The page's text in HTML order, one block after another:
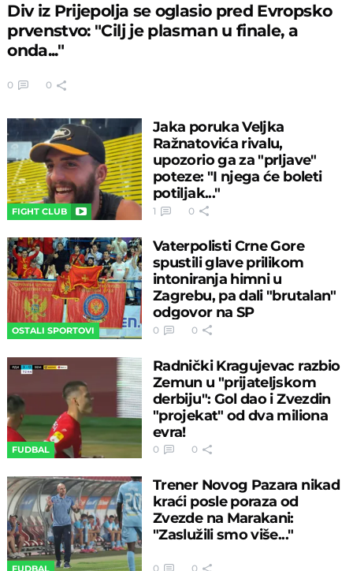
Div iz Prijepolja se oglasio pred Evropsko
prvenstvo: "Cilj je plasman u finale, a
onda..."
0 0
FIGHT CLUB
Jaka poruka Veljka
Ražnatovića rivalu,
upozorio ga za "prljave"
poteze: "I njega će boleti
potiljak..."
1 0
OSTALI SPORTOVI
Vaterpolisti Crne Gore
spustili glave prilikom
intoniranja himni u
Zagrebu, pa dali "brutalan"
odgovor na SP
0 0
FUDBAL
Radnički Kragujevac razbio
Zemun u "prijateljskom
derbiju": Gol dao i Zvezdin
"projekat" od dva miliona
evra!
0 0
Trener Novog Pazara nikad
kraći posle poraza od
Zvezde na Marakani:
"Zaslužili smo više..."
0 0